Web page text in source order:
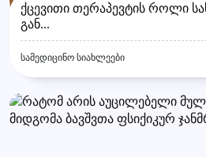
ქცევითი თერაპევტის როლი
გან...
სამედიცინო სიახლეები